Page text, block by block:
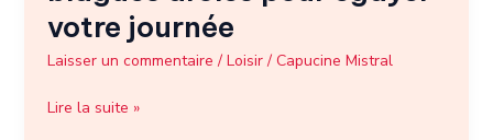
votre journée
Laisser un commentaire / Loisir/ Capucine Mistral
Lire la suite »